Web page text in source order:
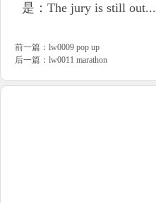
是：The jury is still out...
前一篇： lw0009 pop up
后一篇： lw0011 marathon